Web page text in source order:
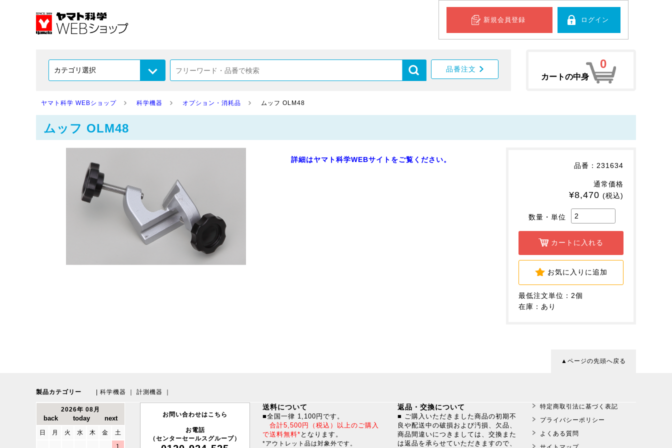
新規会員登録 ログイン
品番注文
カートの中身
0
ヤマト科学 WEBショップ 科学機器 オプション・消耗品 ムッフ OLM48
ムッフ OLM48
品番：231634
通常価格
¥8,470 (税込)
数量・単位
カートに入れる
お気に入りに追加
最低注文単位：2個
在庫：あり
詳細はヤマト科学WEBサイトをご覧ください。
▲ページの先頭へ戻る
製品カテゴリー 科学機器 計測機器
2026年 08月
日 月 火 水 木 金
土
1
お問い合わせはこちら
お電話
（センターセールスグループ）
送料について
■全国一律 1,100円です。
合計5,500円（税込）以上のご購入
で送料無料* となります。
*アウトレット品は対象外です。
返品・交換について
■ ご購入いただきました商品の初期不
良や配送中の破損および汚損、欠品、
商品間違いにつきましては、交換また
は返品を承らせていただきますので、
特定商取引法に基づく表記
プライバシーポリシー
よくある質問